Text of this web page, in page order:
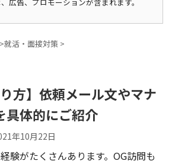
>就活・面接対策 >
り方】依頼メール文やマナ
具体的にご紹介
年10月22日
験がたくさんあります。OG訪問も